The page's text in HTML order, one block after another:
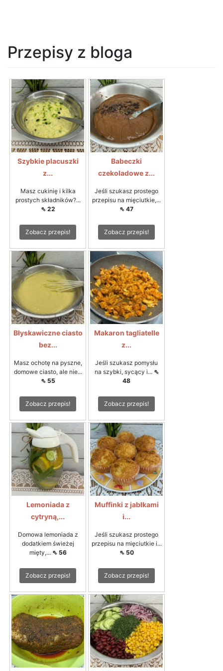
Przepisy z bloga
Szybkie placuszki
z...
Masz cukinię i kilka
prostych składników?...
⇖ 22
Zobacz przepis!
Babeczki
czekoladowe z...
Jeśli szukasz prostego
przepisu na mięciutkie,...
⇖ 47
Zobacz przepis!
Błyskawiczne ciasto
bez...
Masz ochotę na pyszne,
domowe ciasto, ale nie...
⇖ 55
Zobacz przepis!
Makaron tagliatelle
z...
Jeśli szukasz pomysłu
na szybki, sycący i... ⇖
48
Zobacz przepis!
Lemoniada z
cytryną,...
Domowa lemoniada z
dodatkiem świeżej
mięty,... ⇖ 56
Zobacz przepis!
Muffinki z jabłkami
i...
Jeśli szukasz prostego
przepisu na mięciutkie i...
⇖ 50
Zobacz przepis!